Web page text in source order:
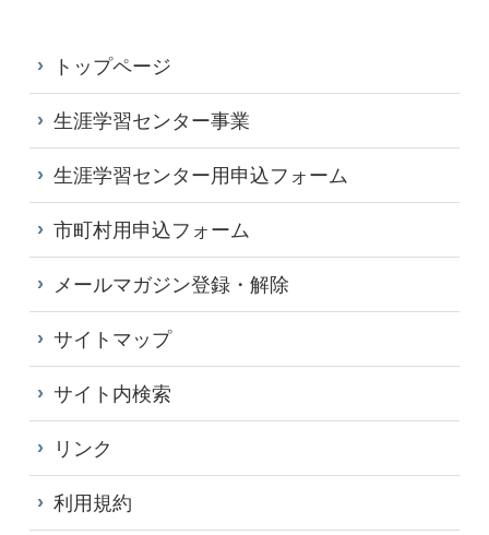
トップページ
生涯学習センター事業
生涯学習センター用申込フォーム
市町村用申込フォーム
メールマガジン登録・解除
サイトマップ
サイト内検索
リンク
利用規約